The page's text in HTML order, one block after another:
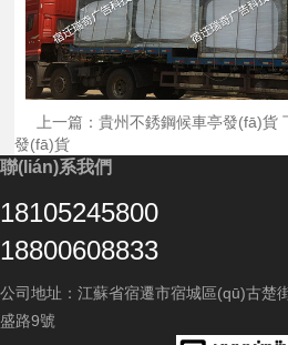
上一篇：貴州不銹鋼候車亭發(fā)貨
發(fā)貨
聯(lián)系我們
18105245800
18800608833
公司地址：江蘇省宿遷市宿城區(qū)古楚
盛路9號